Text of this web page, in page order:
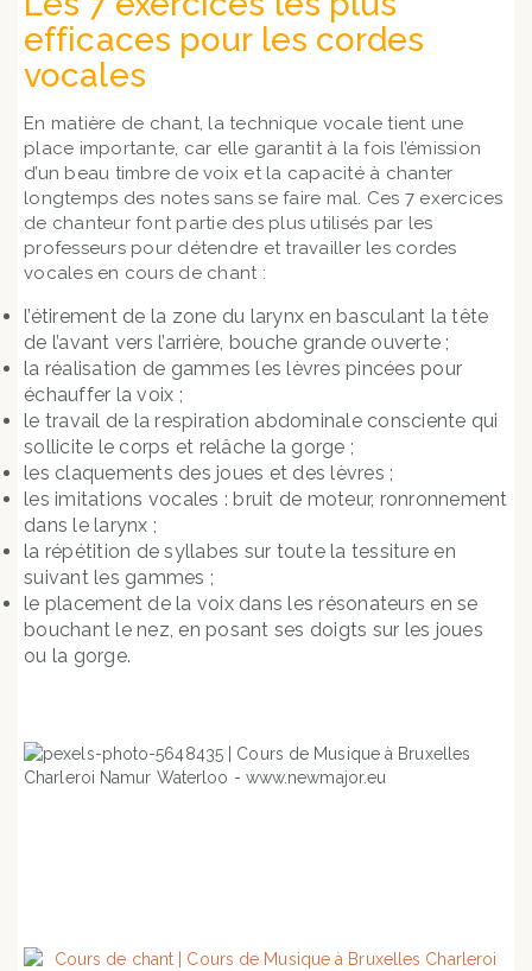
efficaces pour les cordes
vocales
En matière de chant, la technique vocale tient une
place importante, car elle garantit à la fois l’émission
d’un beau timbre de voix et la capacité à chanter
longtemps des notes sans se faire mal. Ces 7 exercices
de chanteur font partie des plus utilisés par les
professeurs pour détendre et travailler les cordes
vocales en cours de chant :
l’étirement de la zone du larynx en basculant la tête
de l’avant vers l’arrière, bouche grande ouverte ;
la réalisation de gammes les lèvres pincées pour
échauffer la voix ;
le travail de la respiration abdominale consciente qui
sollicite le corps et relâche la gorge ;
les claquements des joues et des lèvres ;
les imitations vocales : bruit de moteur, ronronnement
dans le larynx ;
la répétition de syllabes sur toute la tessiture en
suivant les gammes ;
le placement de la voix dans les résonateurs en se
bouchant le nez, en posant ses doigts sur les joues
ou la gorge.